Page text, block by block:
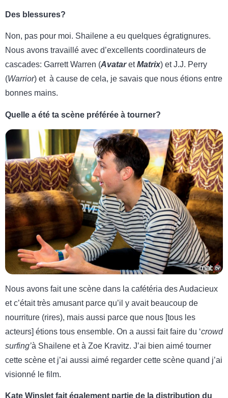
Des blessures?
Non, pas pour moi. Shailene a eu quelques égratignures.
Nous avons travaillé avec d’excellents coordinateurs de
cascades: Garrett Warren (AvataretMatrix) et J.J. Perry
(Warrior) et à cause de cela, je savais que nous étions entre
bonnes mains.
Quelle a été ta scène préférée à tourner?
Nous avons fait une scène dans la cafétéria des Audacieux
et c’était très amusant parce qu’il y avait beaucoup de
nourriture (rires), mais aussi parce que nous [tous les
acteurs] étions tous ensemble. On a aussi fait faire du ‘crowd
surfing’à Shailene et à Zoe Kravitz. J’ai bien aimé tourner
cette scène et j’ai aussi aimé regarder cette scène quand j’ai
visionné le film.
Kate Winslet fait également partie de la distribution du